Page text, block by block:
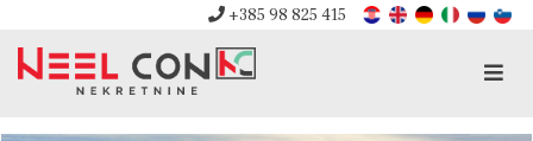
+385 98 825 415